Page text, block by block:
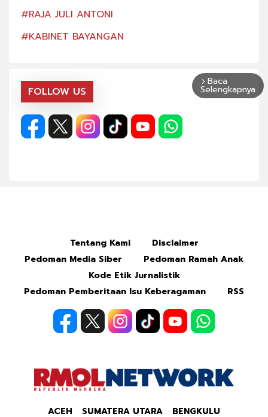
#RAJA JULI ANTONI
#KABINET BAYANGAN
FOLLOW US
arrow_forward_ios Baca
Selengkapnya
Tentang Kami
Disclaimer
Pedoman Media Siber
Pedoman Ramah Anak
Kode Etik Jurnalistik
Pedoman Pemberitaan Isu Keberagaman
RSS
ACEH SUMATERA UTARA
BENGKULU